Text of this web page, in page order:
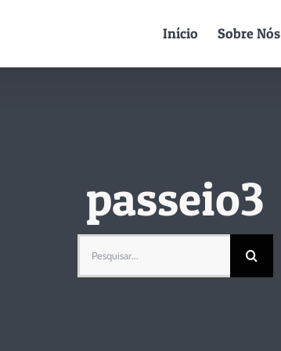
Início Sobre Nós
passeio3